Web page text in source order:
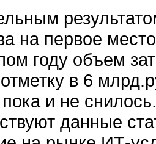
на первое
году объем
в 6
и не
данные